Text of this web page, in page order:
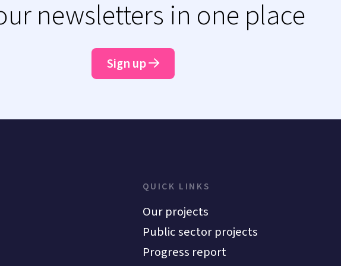
newsletters in one place
Sign up
QUICK LINKS
Our projects
Public sector projects
Progress report